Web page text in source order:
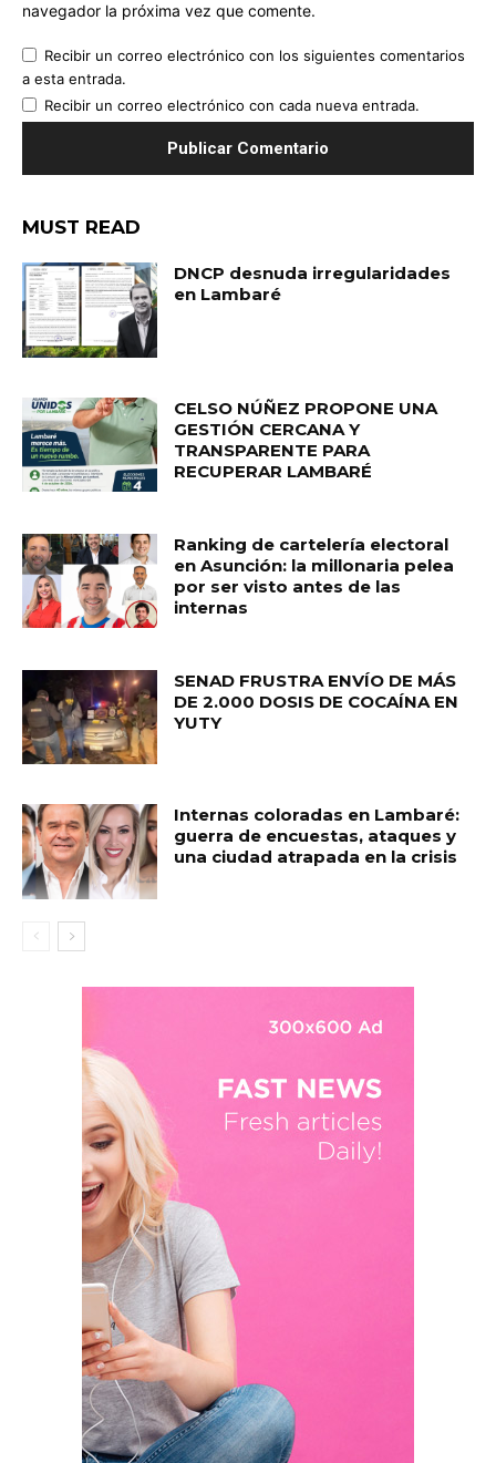
navegador la próxima vez que comente.
Recibir un correo electrónico con los siguientes comentarios
a esta entrada.
Recibir un correo electrónico con cada nueva entrada.
MUST READ
DNCP desnuda irregularidades
en Lambaré
CELSO NÚÑEZ PROPONE UNA
GESTIÓN CERCANA Y
TRANSPARENTE PARA
RECUPERAR LAMBARÉ
Ranking de cartelería electoral
en Asunción: la millonaria pelea
por ser visto antes de las
internas
SENAD FRUSTRA ENVÍO DE MÁS
DE 2.000 DOSIS DE COCAÍNA EN
YUTY
Internas coloradas en Lambaré:
guerra de encuestas, ataques y
una ciudad atrapada en la crisis